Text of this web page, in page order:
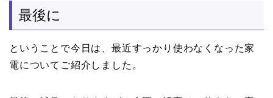
最後に
ということで今日は、最近すっかり使わなくなった家
電についてご紹介しました。